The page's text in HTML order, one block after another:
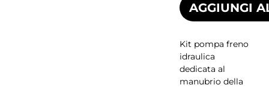
AGGIUNGI
Kit pompa freno
idraulica
dedicata al
manubrio della